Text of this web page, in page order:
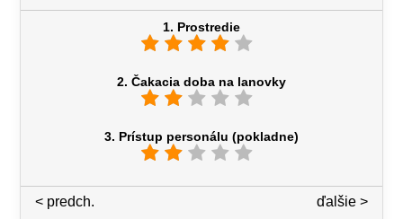
1. Prostredie
2. Čakacia doba na lanovky
3. Prístup personálu (pokladne)
ďalšie >
< predch.